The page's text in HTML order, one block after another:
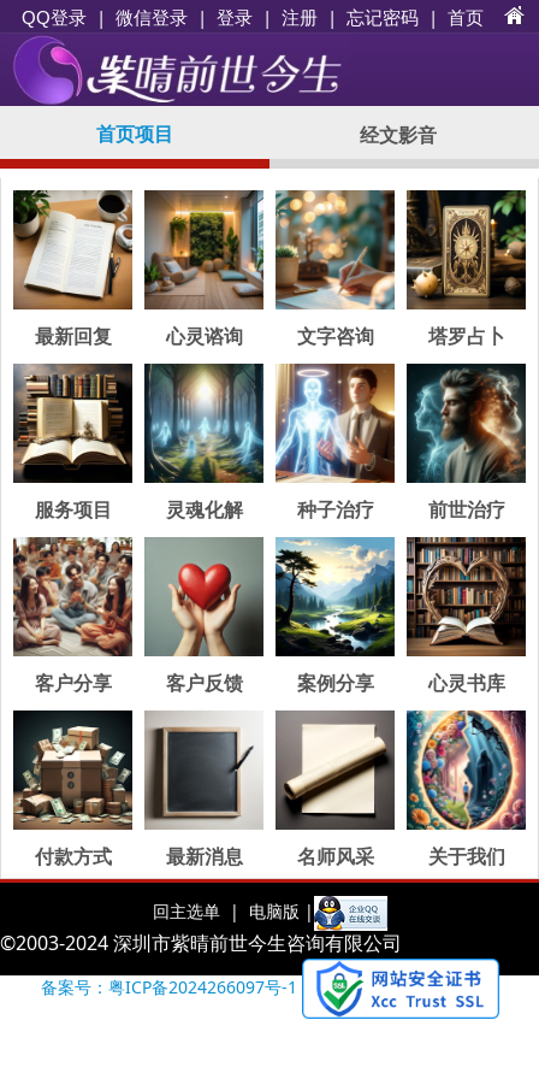
QQ登录 | 微信登录 | 登录 | 注册 | 忘记密码 | 首页
首页项目 经文影音
最新回复 心灵谘询 文字咨询 塔罗占卜
服务项目 灵魂化解 种子治疗 前世治疗
客户分享 客户反馈 案例分享 心灵书库
付款方式 最新消息 名师风采 关于我们
回主选单 | 电脑版 |
©2003-2024 深圳市紫晴前世今生咨询有限公司
备案号：粤ICP备2024266097号-1